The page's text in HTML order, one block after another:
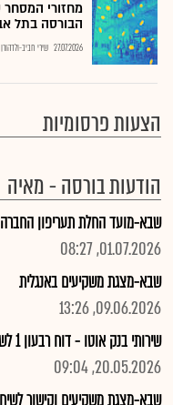
מחזורי
הבורסה בתל
27.07.2026 שירי חביב-ולדהורן
הצעות פרסומיות
הודעות בורסה - מאיה
שבא-מועד החלת תעריפון
01.07.2026, 08:27
שבא-מצגת משקיעים באנגלית
09.06.2026, 13:26
שירותי בנק אוטו - דוח רבעון 1 לשנת 2026
20.05.2026, 09:04